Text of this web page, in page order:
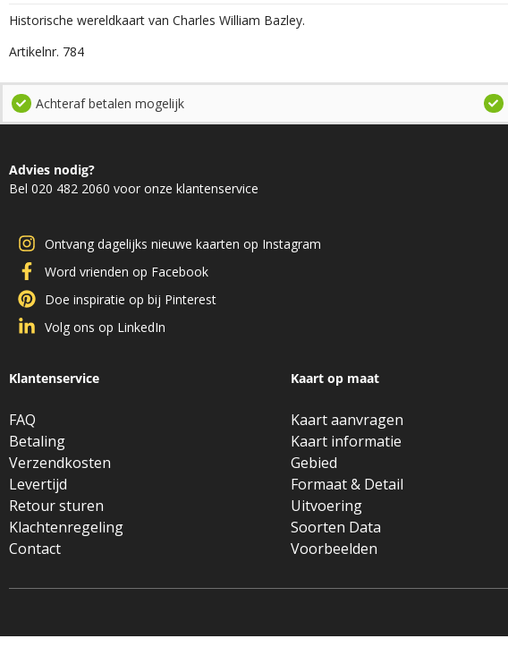
Historische wereldkaart van Charles William Bazley.
Artikelnr. 784
Achteraf betalen mogelijk
Advies nodig?
Bel 020 482 2060 voor onze klantenservice
Ontvang dagelijks nieuwe kaarten op Instagram
Word vrienden op Facebook
Doe inspiratie op bij Pinterest
Volg ons op LinkedIn
Klantenservice
FAQ
Betaling
Verzendkosten
Levertijd
Retour sturen
Klachtenregeling
Contact
Kaart op maat
Kaart aanvragen
Kaart informatie
Gebied
Formaat & Detail
Uitvoering
Soorten Data
Voorbeelden